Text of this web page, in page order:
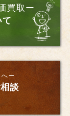
買取ー
ー
談